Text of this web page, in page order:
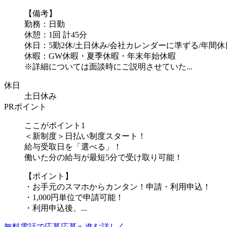
【備考】
勤務：日勤
休憩：1回 計45分
休日：5勤2休/土日休み/会社カレンダーに準ずる/年間休
休暇：GW休暇・夏季休暇・年末年始休暇
※詳細については面談時にご説明させていた...
休日
土日休み
PRポイント
ここがポイント1
＜新制度＞日払い制度スタート！
給与受取日を「選べる」！
働いた分の給与が最短5分で受け取り可能！
【ポイント】
・お手元のスマホからカンタン！申請・利用申込！
・1,000円単位で申請可能！
・利用申込後、...